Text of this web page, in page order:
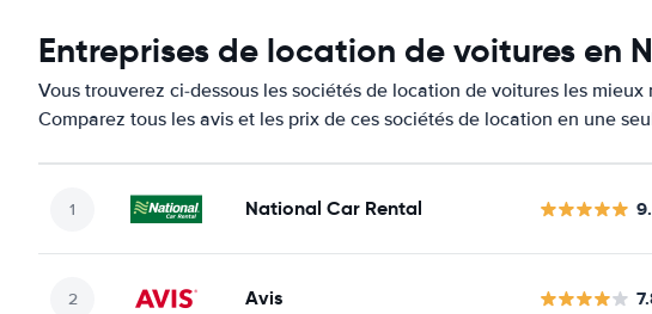
Entreprises de location de voitures en
Vous trouverez ci-dessous les sociétés de location de voitures les mieux
Comparez tous les avis et les prix de ces sociétés de location en une
National Car Rental
Avis